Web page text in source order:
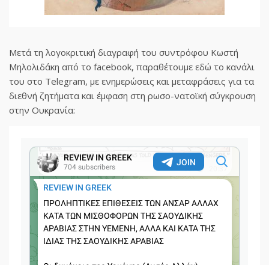
Μετά τη λογοκριτική διαγραφή του συντρόφου Κωστή
Μηλολιδάκη από το facebook, παραθέτουμε εδώ το κανάλι
του στο Telegram, με ενημερώσεις και μεταφράσεις για τα
διεθνή ζητήματα και έμφαση στη ρωσο-νατοϊκή σύγκρουση
στην Ουκρανία: